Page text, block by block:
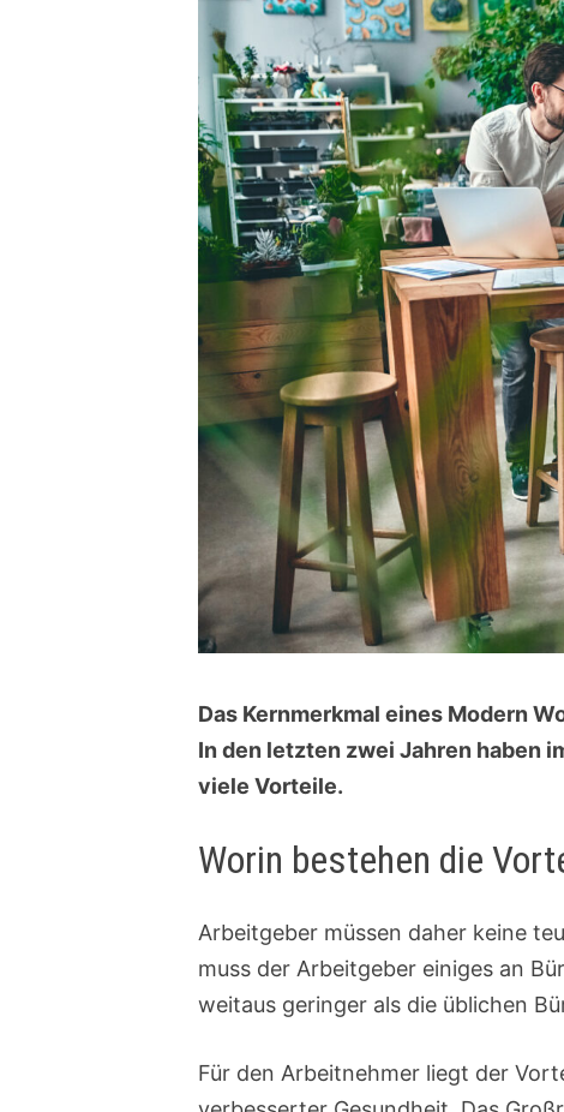
Das Kernmerkmal eines Modern
In den letzten zwei Jahren haben
viele Vorteile.
Worin bestehen die
Arbeitgeber müssen daher keine
muss der Arbeitgeber einiges an
weitaus geringer als die üblichen
Für den Arbeitnehmer liegt der